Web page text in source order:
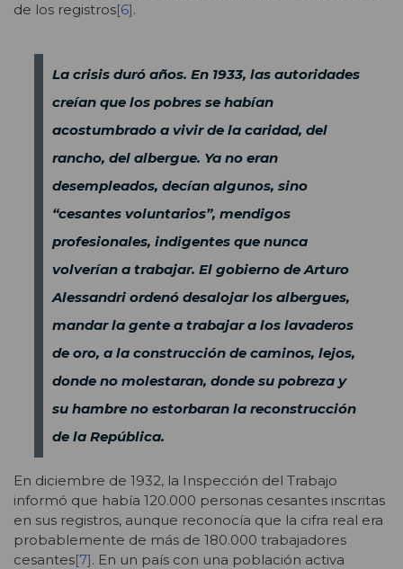
de los registros[6].
La crisis duró años. En 1933, las autoridades
creían que los pobres se habían
acostumbrado a vivir de la caridad, del
rancho, del albergue. Ya no eran
desempleados, decían algunos, sino
“cesantes voluntarios”, mendigos
profesionales, indigentes que nunca
volverían a trabajar. El gobierno de Arturo
Alessandri ordenó desalojar los albergues,
mandar la gente a trabajar a los lavaderos
de oro, a la construcción de caminos, lejos,
donde no molestaran, donde su pobreza y
su hambre no estorbaran la reconstrucción
de la República.
En diciembre de 1932, la Inspección del Trabajo
informó que había 120.000 personas cesantes inscritas
en sus registros, aunque reconocía que la cifra real era
probablemente de más de 180.000 trabajadores
cesantes[7]. En un país con una población activa